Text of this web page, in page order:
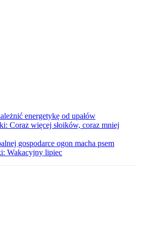
energetykę od upałów
Coraz więcej słoików, coraz mniej
gospodarce ogon macha psem
Wakacyjny lipiec